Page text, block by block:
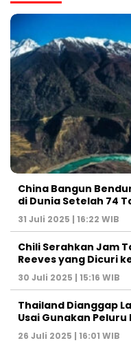
China Bangun
di Dunia Setelah 74
31 Juli 2025 | 16:22 WIB
Chili Serahkan Jam
Reeves yang Dicuri
30 Juli 2025 | 15:16 WIB
Thailand Dianggap
Usai Gunakan
26 Juli 2025 | 16:01 WIB